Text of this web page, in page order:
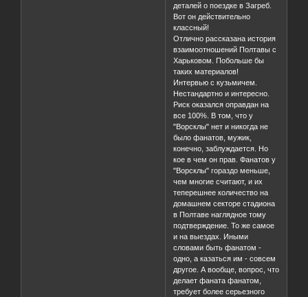
деталей о поездке в Загреб.
Вот он действительно
классный!
Отлично рассказана история
взаимоотношений Полтавы с
Харьковом. Побольше бы
таких материалов!
Интервью с кузьмичем.
Нестандартно и интересно.
Риск оказался оправдан на
все 100%. В том, что у
"Ворсклы" нет и никогда не
было фанатов, мужик,
конечно, заблуждается. Но
кое в чем он прав. Фанатов у
"Ворсклы" гораздо меньше,
чем многие считают, и их
теперешнее количество на
домашнем секторе стадиона
в Полтаве наглядное тому
подтверждение. То же самое
и на выездах. Иными
словами быть фанатом -
одно, а казаться им - совсем
другое. А вообще, вопрос, что
делает фаната фанатом,
требует более серьезного